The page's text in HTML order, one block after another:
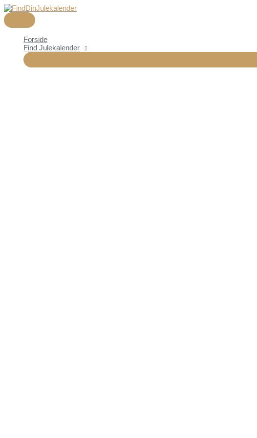
Gå
til
indholdet
Forside
Find Julekalender